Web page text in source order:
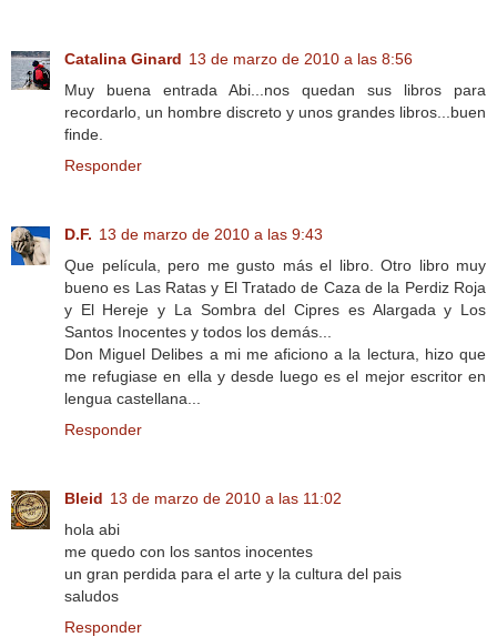
Catalina Ginard 13 de marzo de 2010 a las 8:56
Muy buena entrada Abi...nos quedan sus libros para
recordarlo, un hombre discreto y unos grandes libros...buen
finde.
Responder
D.F. 13 de marzo de 2010 a las 9:43
Que película, pero me gusto más el libro. Otro libro muy
bueno es Las Ratas y El Tratado de Caza de la Perdiz Roja
y El Hereje y La Sombra del Cipres es Alargada y Los
Santos Inocentes y todos los demás...
Don Miguel Delibes a mi me aficiono a la lectura, hizo que
me refugiase en ella y desde luego es el mejor escritor en
lengua castellana...
Responder
Bleid 13 de marzo de 2010 a las 11:02
hola abi
me quedo con los santos inocentes
un gran perdida para el arte y la cultura del pais
saludos
Responder